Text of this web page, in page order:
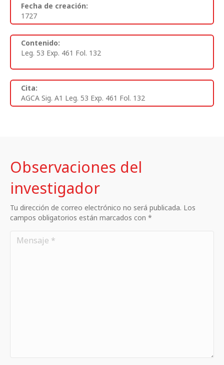
Fecha de creación:
1727
Contenido:
Leg. 53 Exp. 461 Fol. 132
Cita:
AGCA Sig. A1 Leg. 53 Exp. 461 Fol. 132
Observaciones del
investigador
Tu dirección de correo electrónico no será publicada. Los
campos obligatorios están marcados con *